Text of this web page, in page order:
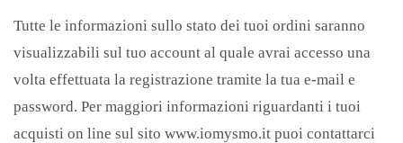
Tutte le informazioni sullo stato dei tuoi ordini saranno
visualizzabili sul tuo account al quale avrai accesso una
volta effettuata la registrazione tramite la tua e-mail e
password. Per maggiori informazioni riguardanti i tuoi
acquisti on line sul sito www.iomysmo.it puoi contattarci